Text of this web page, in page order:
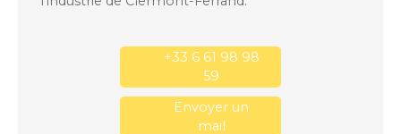
+33 6 61 98 98
59
Envoyer un
mail